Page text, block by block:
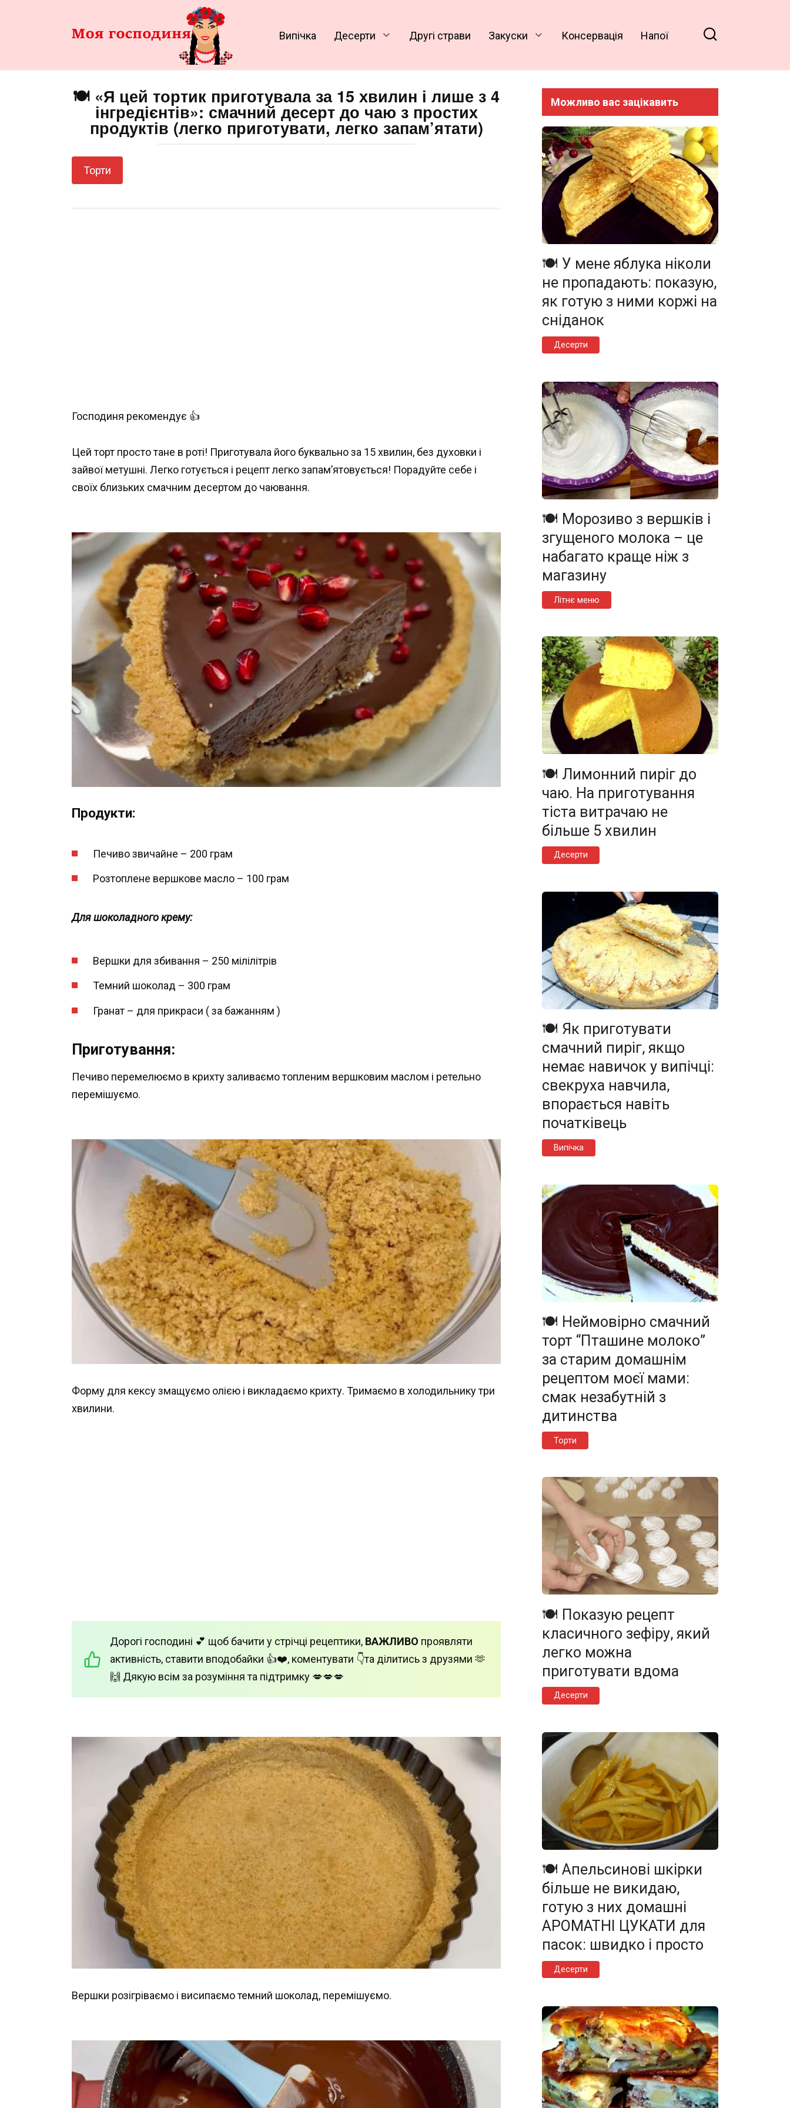
Випічка Десерти Другі страви Закуски Консервація Напої
🍽️ «Я цей тортик приготувала за 15 хвилин і лише з 4
інгредієнтів»: смачний десерт до чаю з простих
продуктів (легко приготувати, легко запам’ятати)
Торти
Господиня рекомендує 👍
Цей торт просто тане в роті! Приготувала його буквально за 15 хвилин, без духовки і
зайвої метушні. Легко готується і рецепт легко запам’ятовується! Порадуйте себе і
своїх близьких смачним десертом до чаювання.
Продукти:
Печиво звичайне – 200 грам
Розтоплене вершкове масло – 100 грам
Для шоколадного крему:
Вершки для збивання – 250 мілілітрів
Темний шоколад – 300 грам
Гранат – для прикраси ( за бажанням )
Приготування:
Печиво перемелюємо в крихту заливаємо топленим вершковим маслом і ретельно
перемішуємо.
Форму для кексу змащуємо олією і викладаємо крихту. Тримаємо в холодильнику три
хвилини.
Дорогі господині 💕 щоб бачити у стрічці рецептики, ВАЖЛИВО проявляти
активність, ставити вподобайки 👍❤️, коментувати 👇та ділитись з друзями 🫶
🙌 Дякую всім за розуміння та підтримку 💋💋💋
Вершки розігріваємо і висипаємо темний шоколад, перемішуємо.
Можливо вас зацікавить
🍽️ У мене яблука ніколи
не пропадають: показую,
як готую з ними коржі на
сніданок
Десерти
🍽️ Морозиво з вершків і
згущеного молока – це
набагато краще ніж з
магазину
Літнє меню
🍽️ Лимонний пиріг до
чаю. На приготування
тіста витрачаю не
більше 5 хвилин
Десерти
🍽️ Як приготувати
смачний пиріг, якщо
немає навичок у випічці:
свекруха навчила,
впорається навіть
початківець
Випічка
🍽️ Неймовірно смачний
торт “Пташине молоко”
за старим домашнім
рецептом моєї мами:
смак незабутній з
дитинства
Торти
🍽️ Показую рецепт
класичного зефіру, який
легко можна
приготувати вдома
Десерти
🍽️ Апельсинові шкірки
більше не викидаю,
готую з них домашні
АРОМАТНІ ЦУКАТИ для
пасок: швидко і просто
Десерти